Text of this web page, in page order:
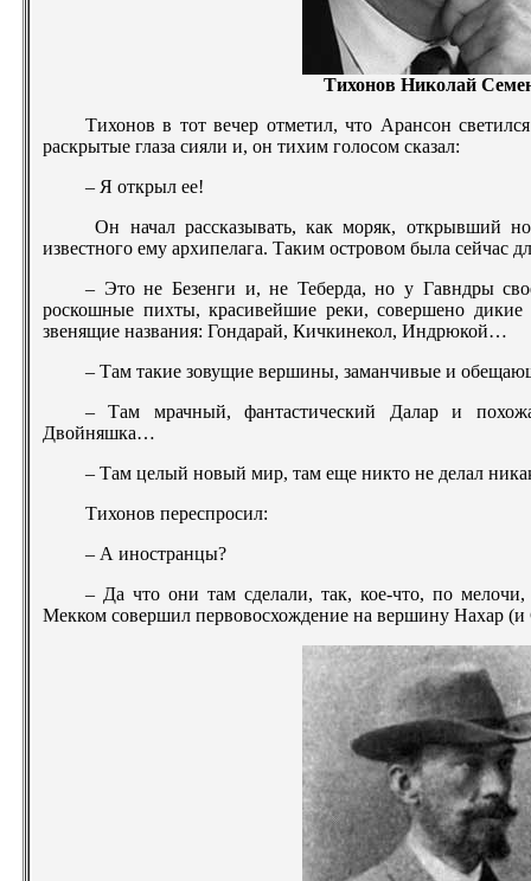
Тихонов Николай
Тихонов в тот вечер отметил, что Арансон
раскрытые глаза сияли и, он тихим голосом сказал:
– Я открыл ее!
Он начал рассказывать, как моряк, открывший
известного ему архипелага. Таким островом была сейчас
– Это не Безенги и, не Теберда, но у Гавндры
роскошные пихты, красивейшие реки, совершено дикие
звенящие названия: Гондарай, Кичкинекол, Индрюкой…
– Там такие зовущие вершины, заманчивые и
– Там мрачный, фантастический Далар и
Двойняшка…
– Там целый новый мир, там еще никто не делал
Тихонов переспросил:
– А иностранцы?
– Да что они там сделали, так, кое-что, по
Мекком совершил первовосхождение на вершину Нахар